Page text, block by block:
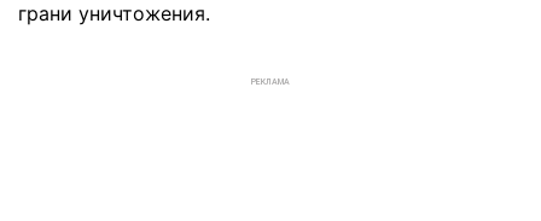
грани уничтожения.
РЕКЛАМА